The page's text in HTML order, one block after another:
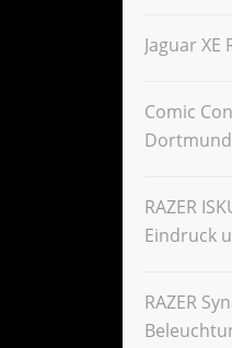
Jaguar XE
Comic
Dortmund
RAZER
Eindruck
RAZER